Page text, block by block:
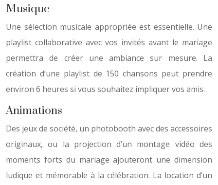
Musique
Une sélection musicale appropriée est essentielle. Une
playlist collaborative avec vos invités avant le mariage
permettra de créer une ambiance sur mesure. La
création d’une playlist de 150 chansons peut prendre
environ 6 heures si vous souhaitez impliquer vos amis.
Animations
Des jeux de société, un photobooth avec des accessoires
originaux, ou la projection d’un montage vidéo des
moments forts du mariage ajouteront une dimension
ludique et mémorable à la célébration. La location d’un